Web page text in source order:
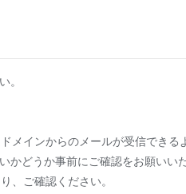
。
メインからのメールが受信でき
かどうか事前にご確認をお願いい
、ご確認ください。